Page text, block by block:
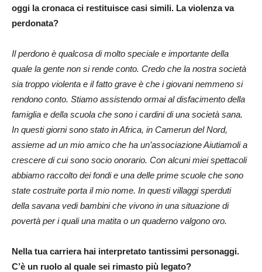
oggi la cronaca ci restituisce casi simili. La violenza va
perdonata?
Il perdono è qualcosa di molto speciale e importante della
quale la gente non si rende conto. Credo che la nostra società
sia troppo violenta e il fatto grave è che i giovani nemmeno si
rendono conto. Stiamo assistendo ormai al disfacimento della
famiglia e della scuola che sono i cardini di una società sana.
In questi giorni sono stato in Africa, in Camerun del Nord,
assieme ad un mio amico che ha un’associazione Aiutiamoli a
crescere di cui sono socio onorario. Con alcuni miei spettacoli
abbiamo raccolto dei fondi e una delle prime scuole che sono
state costruite porta il mio nome. In questi villaggi sperduti
della savana vedi bambini che vivono in una situazione di
povertà per i quali una matita o un quaderno valgono oro.
Nella tua carriera hai interpretato tantissimi personaggi.
C’è un ruolo al quale sei rimasto più legato?